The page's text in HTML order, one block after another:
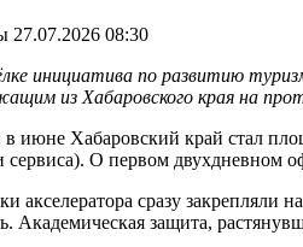
27.07.2026 08:30
инициатива по развитию
из Хабаровского края на
июне Хабаровский край стал
сервиса). О первом двухдневном
акселератора сразу закрепляли
Академическая защита,